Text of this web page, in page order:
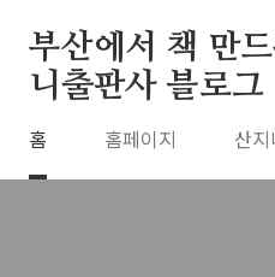
부산에서 책 만
니출판사 블로그
홈 홈페이지 산